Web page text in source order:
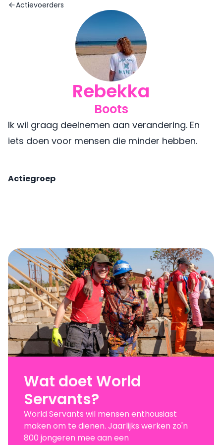
Actievoerders
Rebekka
Boots
Ik wil graag deelnemen aan verandering. En
iets doen voor mensen die minder hebben.
Actiegroep
Wat doet World
Servants?
World Servants wil mensen enthousiast
maken om te dienen. Jaarlijks werken zo'n
800 jongeren mee aan een